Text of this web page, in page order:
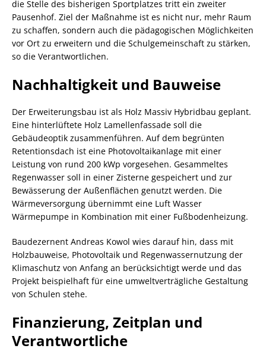
die Stelle des bisherigen Sportplatzes tritt ein zweiter
Pausenhof. Ziel der Maßnahme ist es nicht nur, mehr Raum
zu schaffen, sondern auch die pädagogischen Möglichkeiten
vor Ort zu erweitern und die Schulgemeinschaft zu stärken,
so die Verantwortlichen.
Nachhaltigkeit und Bauweise
Der Erweiterungsbau ist als Holz Massiv Hybridbau geplant.
Eine hinterlüftete Holz Lamellenfassade soll die
Gebäudeoptik zusammenführen. Auf dem begrünten
Retentionsdach ist eine Photovoltaikanlage mit einer
Leistung von rund 200 kWp vorgesehen. Gesammeltes
Regenwasser soll in einer Zisterne gespeichert und zur
Bewässerung der Außenflächen genutzt werden. Die
Wärmeversorgung übernimmt eine Luft Wasser
Wärmepumpe in Kombination mit einer Fußbodenheizung.
Baudezernent Andreas Kowol wies darauf hin, dass mit
Holzbauweise, Photovoltaik und Regenwassernutzung der
Klimaschutz von Anfang an berücksichtigt werde und das
Projekt beispielhaft für eine umweltverträgliche Gestaltung
von Schulen stehe.
Finanzierung, Zeitplan und
Verantwortliche